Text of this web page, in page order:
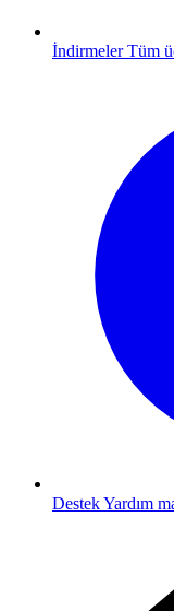
İndirmeler Tüm
DestekYardım